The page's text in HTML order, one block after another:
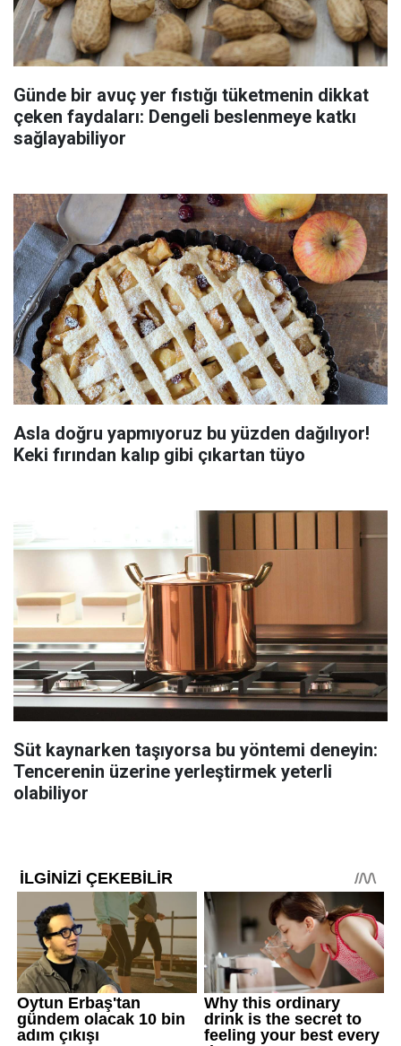
Günde bir avuç yer fıstığı tüketmenin dikkat
çeken faydaları: Dengeli beslenmeye katkı
sağlayabiliyor
Asla doğru yapmıyoruz bu yüzden dağılıyor!
Keki fırından kalıp gibi çıkartan tüyo
Süt kaynarken taşıyorsa bu yöntemi deneyin:
Tencerenin üzerine yerleştirmek yeterli
olabiliyor